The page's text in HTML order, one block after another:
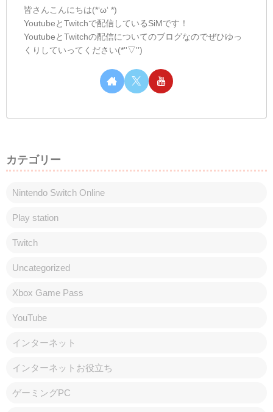
皆さんこんにちは(*‘ω‘ *)
YoutubeとTwitchで配信しているSiMです！
YoutubeとTwitchの配信についてのブログなのでぜひゆっ
くりしていってください(*''▽'')
カテゴリー
Nintendo Switch Online
Play station
Twitch
Uncategorized
Xbox Game Pass
YouTube
インターネット
インターネットお役立ち
ゲーミングPC